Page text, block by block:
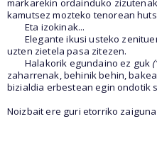
markarekin ordainduko
kamutsez mozteko tenorean
Eta izokinak...
Elegante ikusi usteko
uzten zietela pasa zitezen.
Halakorik egundaino ez guk
zaharrenak, behinik behin,
bizialdia erbestean egin ondotik
Noizbait ere guri etorriko